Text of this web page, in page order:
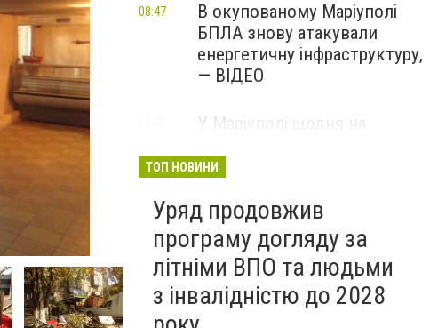
В окупованому Маріуполі
БПЛА знову атакували
енергетичну інфраструктуру,
— ВІДЕО
08:47
У Маріуполі щодня на
відключатимуть світло: це
ТОП НОВИНИ
Уряд продовжив
програму догляду за
літніми ВПО та людьми
з інвалідністю до 2028